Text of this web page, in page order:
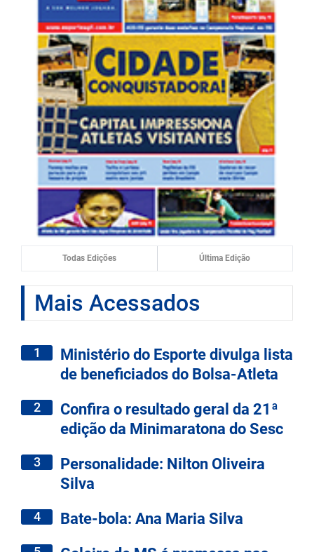
Todas Edições Última Edição
Mais Acessados
1
Ministério do Esporte divulga lista
de beneficiados do Bolsa-Atleta
2
Confira o resultado geral da 21ª
edição da Minimaratona do Sesc
3
Personalidade: Nilton Oliveira
Silva
4 Bate-bola: Ana Maria Silva